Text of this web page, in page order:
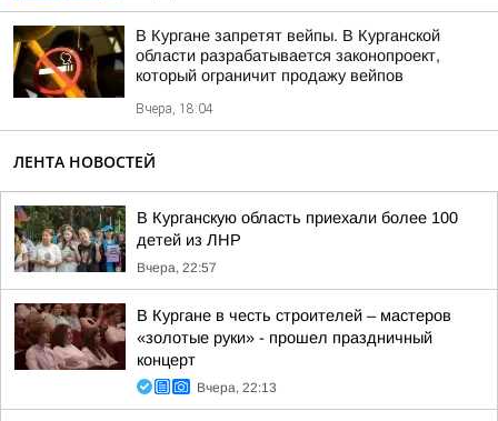
В Кургане запретят вейпы. В Курганской
области разрабатывается законопроект,
который ограничит продажу вейпов
Вчера, 18:04
ЛЕНТА НОВОСТЕЙ
В Курганскую область приехали более 100
детей из ЛНР
Вчера, 22:57
В Кургане в честь строителей – мастеров
«золотые руки» - прошел праздничный
концерт
Вчера, 22:13